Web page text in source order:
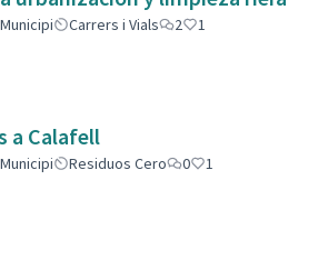
Municipi Carrers i Vials 2
1
a Calafell
Municipi Residuos Cero 0
1